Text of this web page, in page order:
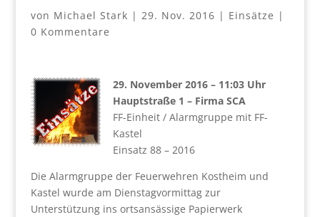
von Michael Stark | 29. Nov. 2016 | Einsätze |
0 Kommentare
29. November 2016 – 11:03 Uhr
Hauptstraße 1 – Firma SCA
FF-Einheit / Alarmgruppe mit FF-
Kastel
Einsatz 88 – 2016
Die Alarmgruppe der Feuerwehren Kostheim und
Kastel wurde am Dienstagvormittag zur
Unterstützung ins ortsansässige Papierwerk